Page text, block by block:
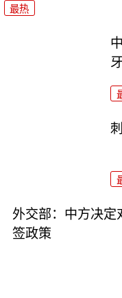
最热
外交部：中方决定
签政策